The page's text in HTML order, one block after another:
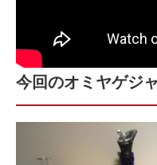
今回のオミヤゲジ